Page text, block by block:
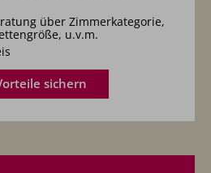
über Zimmerkategorie,
u.v.m.
sichern